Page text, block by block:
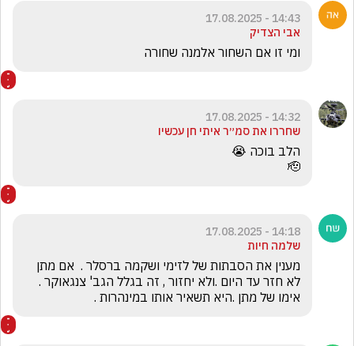
14:43 - 17.08.2025
אבי הצדיק
ומי זו אם השחור אלמנה שחורה
14:32 - 17.08.2025
שחררו את סמ״ר איתי חן עכשיו
🫡
14:18 - 17.08.2025
שלמה חיות
אימו של מתן .היא תשאיר אותו במינהרות .